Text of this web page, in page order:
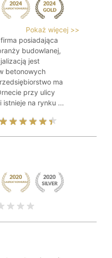
Pokaż więcej >>
posiadająca
budowlanej,
jest
betonowych
ma
przy ulicy
istnieje na rynku ...